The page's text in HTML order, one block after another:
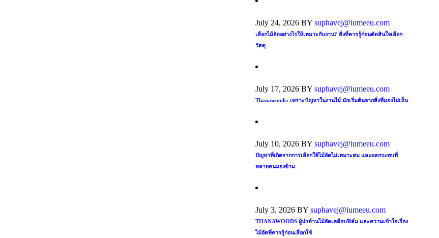
July 24, 2026 BY suphavej@iumeeu.com
เลือกไม้อัดอย่างไรให้เหมาะกับงาน? สิ่งที่ควรรู้ก่อนตัดสินใจเลือก
วัสดุ
July 17, 2026 BY suphavej@iumeeu.com
Thanawoods: เพราะปัญหาในงานไม้ มักเริ่มต้นจากสิ่งที่มองไม่เห็น
July 10, 2026 BY suphavej@iumeeu.com
ปัญหาที่เกิดจากการเลือกใช้ไม้อัดไม่เหมาะสม และผลกระทบที่
หลายคนมองข้าม
July 3, 2026 BY suphavej@iumeeu.com
THANAWOODS ผู้นำด้านไม้อัดเคลือบฟิล์ม และความเข้าใจเรื่อง
ไม้อัดที่ควรรู้ก่อนเลือกใช้